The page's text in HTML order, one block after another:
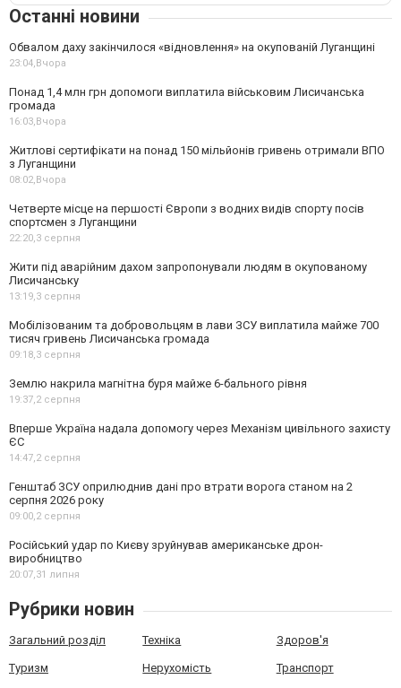
Останні новини
Обвалом даху закінчилося «відновлення» на окупованій Луганщині
23:04, Вчора
Понад 1,4 млн грн допомоги виплатила військовим Лисичанська
громада
16:03, Вчора
Житлові сертифікати на понад 150 мільйонів гривень отримали ВПО
з Луганщини
08:02, Вчора
Четверте місце на першості Європи з водних видів спорту посів
спортсмен з Луганщини
22:20,3 серпня
Жити під аварійним дахом запропонували людям в окупованому
Лисичанську
13:19,3 серпня
Мобілізованим та добровольцям в лави ЗСУ виплатила майже 700
тисяч гривень Лисичанська громада
09:18,3 серпня
Землю накрила магнітна буря майже 6-бального рівня
19:37,2 серпня
Вперше Україна надала допомогу через Механізм цивільного захисту
ЄС
14:47,2 серпня
Генштаб ЗСУ оприлюднив дані про втрати ворога станом на 2
серпня 2026 року
09:00,2 серпня
Російський удар по Києву зруйнував американське дрон-
виробництво
20:07,31 липня
Рубрики новин
Загальний розділ Техніка Здоров'я
Туризм Нерухомість Транспорт